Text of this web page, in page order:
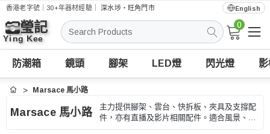
香港老字號｜30+年器材經驗｜深水埗・旺角門市 English
搜
索
0
防潮箱 鏡頭 腳架 LED燈 閃光燈
首頁 Marsace 馬小路
Marsace 馬小路
主力提供腳架、雲台、快拆板、夾具及支撐配
件，亦有直播及影片相關配件。適合風景、外